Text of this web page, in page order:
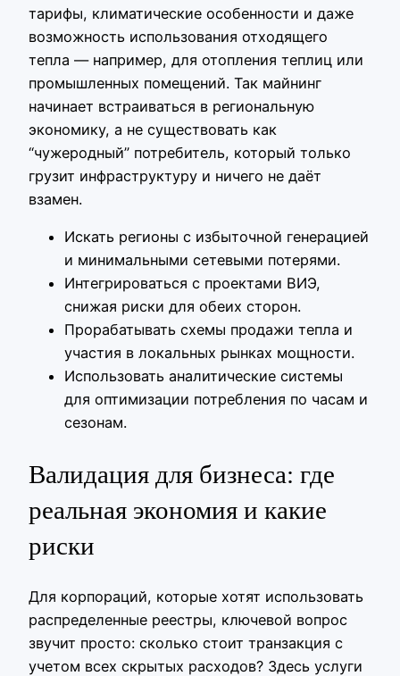
тарифы, климатические особенности и даже
возможность использования отходящего
тепла — например, для отопления теплиц или
промышленных помещений. Так майнинг
начинает встраиваться в региональную
экономику, а не существовать как
“чужеродный” потребитель, который только
грузит инфраструктуру и ничего не даёт
взамен.
Искать регионы с избыточной генерацией
и минимальными сетевыми потерями.
Интегрироваться с проектами ВИЭ,
снижая риски для обеих сторон.
Прорабатывать схемы продажи тепла и
участия в локальных рынках мощности.
Использовать аналитические системы
для оптимизации потребления по часам и
сезонам.
Валидация для бизнеса: где
реальная экономия и какие
риски
Для корпораций, которые хотят использовать
распределенные реестры, ключевой вопрос
звучит просто: сколько стоит транзакция с
учетом всех скрытых расходов? Здесь услуги